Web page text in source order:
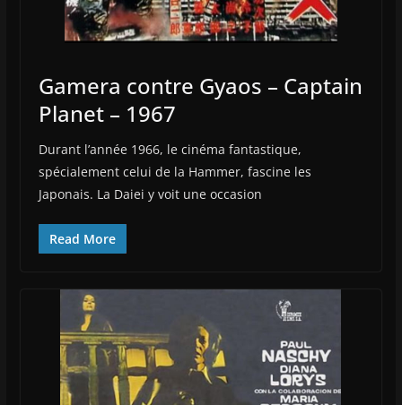
Gamera contre Gyaos – Captain
Planet – 1967
Durant l’année 1966, le cinéma fantastique,
spécialement celui de la Hammer, fascine les
Japonais. La Daiei y voit une occasion
Read More